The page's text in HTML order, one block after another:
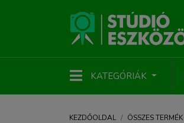
KATEGÓRIÁK
KEZDŐOLDAL ÖSSZES TERMÉK